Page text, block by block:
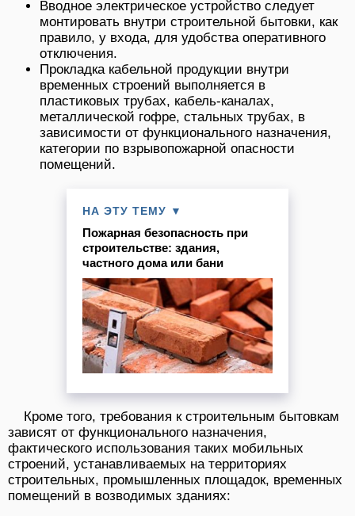
Вводное электрическое устройство следует
монтировать внутри строительной бытовки, как
правило, у входа, для удобства оперативного
отключения.
Прокладка кабельной продукции внутри
временных строений выполняется в
пластиковых трубах, кабель-каналах,
металлической гофре, стальных трубах, в
зависимости от функционального назначения,
категории по взрывопожарной опасности
помещений.
НА ЭТУ ТЕМУ ▼
Пожарная безопасность при
строительстве: здания,
частного дома или бани
Кроме того, требования к строительным бытовкам
зависят от функционального назначения,
фактического использования таких мобильных
строений, устанавливаемых на территориях
строительных, промышленных площадок, временных
помещений в возводимых зданиях: